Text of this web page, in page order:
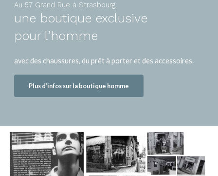
Au 57 Grand Rue à Strasbourg,
une boutique exclusive
pour l’homme
avec des chaussures, du prêt à porter et des accessoires.
Plus d’infos sur la boutique homme